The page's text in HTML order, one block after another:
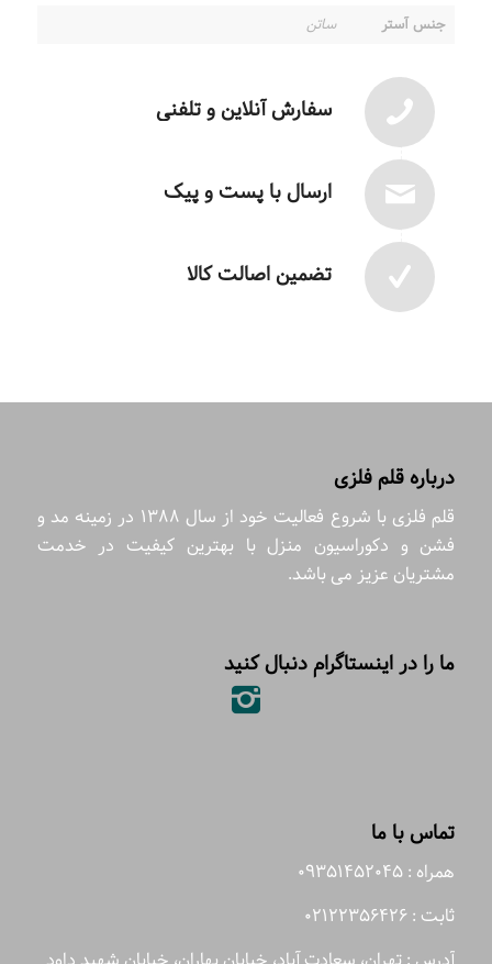
جنس آستر
ساتن
سفارش آنلاین و تلفنی
ارسال با پست و پیک
تضمین اصالت کالا
درباره قلم فلزی
قلم فلزی با شروع فعالیت خود از سال 1388 در زمینه مد و
فشن و دکوراسیون منزل با بهترین کیفیت در خدمت
مشتریان عزیز می باشد.
ما را در اینستاگرام دنبال کنید
تماس با ما
همراه : 09351452045
ثابت : 02122356426